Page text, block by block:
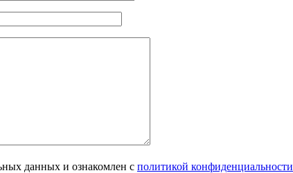
данных и ознакомлен с политикой конфиденциальности